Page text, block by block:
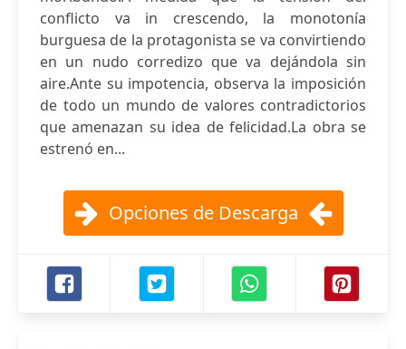
conflicto va in crescendo, la monotonía
burguesa de la protagonista se va convirtiendo
en un nudo corredizo que va dejándola sin
aire.Ante su impotencia, observa la imposición
de todo un mundo de valores contradictorios
que amenazan su idea de felicidad.La obra se
estrenó en...
Opciones de Descarga